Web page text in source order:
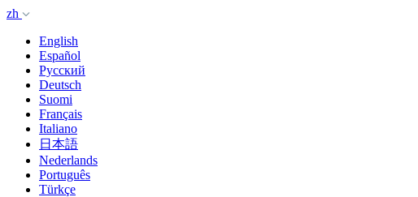
zh
English
Español
Русский
Deutsch
Suomi
Français
Italiano
日本語
Nederlands
Português
Türkçe